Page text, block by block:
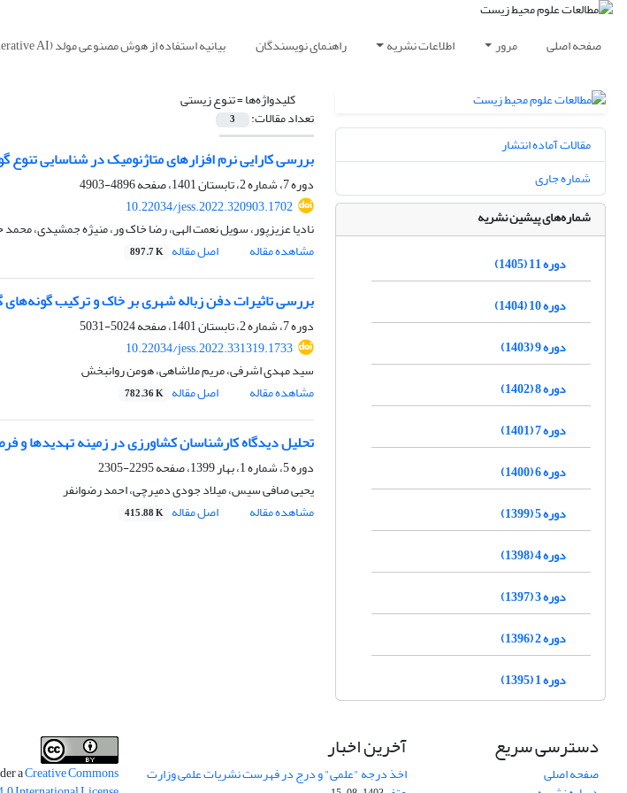
صفحه اصلی مرور اطلاعات نشریه راهنمای نویسندگان بیانیه استفاده از هوش مصنوعی مولد (Generative AI)
کلیدواژه‌ها =تنوع زیستی
تعداد مقالات: 3
بررسی کارایی نرم افزارهای متاژنومیک در شناسایی
دوره 7، شماره 2، تابستان 1401، صفحه
4896-4903
10.22034/jess.2022.320903.1702
نادیا عزیزپور، سویل نعمت الهی، رضا خاک ور، منیژه جمشیدی،
مشاهده مقاله
اصل مقاله 897.7 K
بررسی تاثیرات دفن زباله شهری بر خاک و ترکیب
دوره 7، شماره 2، تابستان 1401، صفحه
5024-5031
10.22034/jess.2022.331319.1733
سید مهدی اشرفی، مریم ملاشاهی، هومن روانبخش
مشاهده مقاله
اصل مقاله 782.36 K
تحلیل دیدگاه کارشناسان کشاورزی در زمینه تهدیدها
دوره 5، شماره 1، بهار 1399، صفحه
2295-2305
یحیی صافی سیس، میلاد جودی دمیرچی، احمد رضوانفر
مشاهده مقاله
اصل مقاله 415.88 K
مقالات آماده انتشار
شماره جاری
شماره‌های پیشین نشریه
دوره 11 (1405)
دوره 10 (1404)
دوره 9 (1403)
دوره 8 (1402)
دوره 7 (1401)
دوره 6 (1400)
دوره 5 (1399)
دوره 4 (1398)
دوره 3 (1397)
دوره 2 (1396)
دوره 1 (1395)
دسترسی سریع
صفحه اصلی
آخرین اخبار
اخذ درجه "علمی" و درج در فهرست نشریات علمی وزارت aCreative Commons